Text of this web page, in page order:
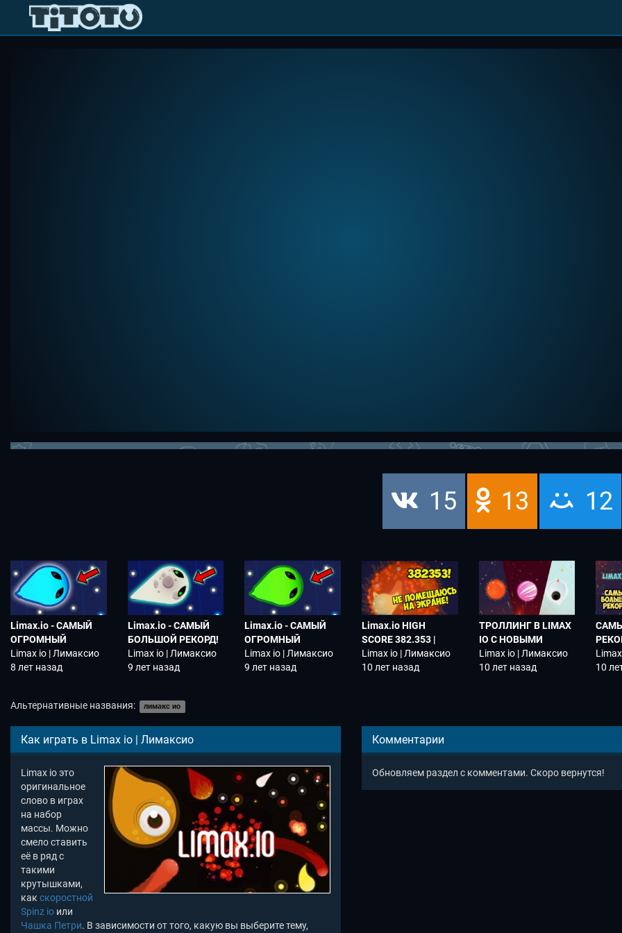
15 13 12
Limax.io - САМЫЙ
ОГРОМНЫЙ
РЕКОРД! НОВАЯ IO
ИГРА! УБИЛ ВСЕХ
WORMAX.IO
Limax io | Лимаксио
8 лет назад
Limax.io - САМЫЙ
БОЛЬШОЙ РЕКОРД!
НОВАЯ IO ИГРА!
НОВЫЙ КЛОН
Limax io | Лимаксио
9 лет назад
Limax.io - САМЫЙ
ОГРОМНЫЙ
РЕКОРД! НОВАЯ IO
ИГРА! НОВЫЙ КЛОН
Limax io | Лимаксио
9 лет назад
Limax.io HIGH
SCORE 382.353 |
NEW WORLD RECORD
Limax io | Лимаксио
10 лет назад
ТРОЛЛИНГ В LIMAX
IO C НОВЫМИ
СКИНАМИ! ЛУЧШИЕ
МОМЕНТЫ
Limax io | Лимаксио
10 лет назад
10
Альтернативные названия: лимакс ио
Как играть в Limax io | Лимаксио
Limax io это
оригинальное
слово в играх
на набор
массы. Можно
смело ставить
её в ряд с
такими
крутышками,
как скоростной
Spinz io или
Чашка Петри. В зависимости от того, какую вы выберите тему,
Комментарии
Обновляем раздел с комментами. Скоро вернутся!